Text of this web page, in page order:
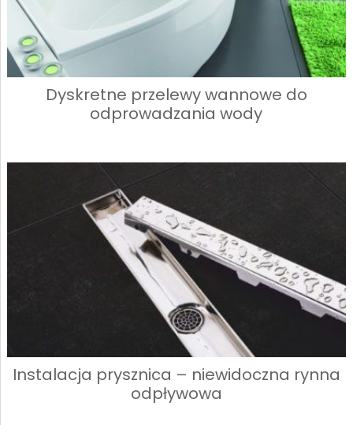
Dyskretne przelewy wannowe do
odprowadzania wody
Instalacja prysznica – niewidoczna rynna
odpływowa